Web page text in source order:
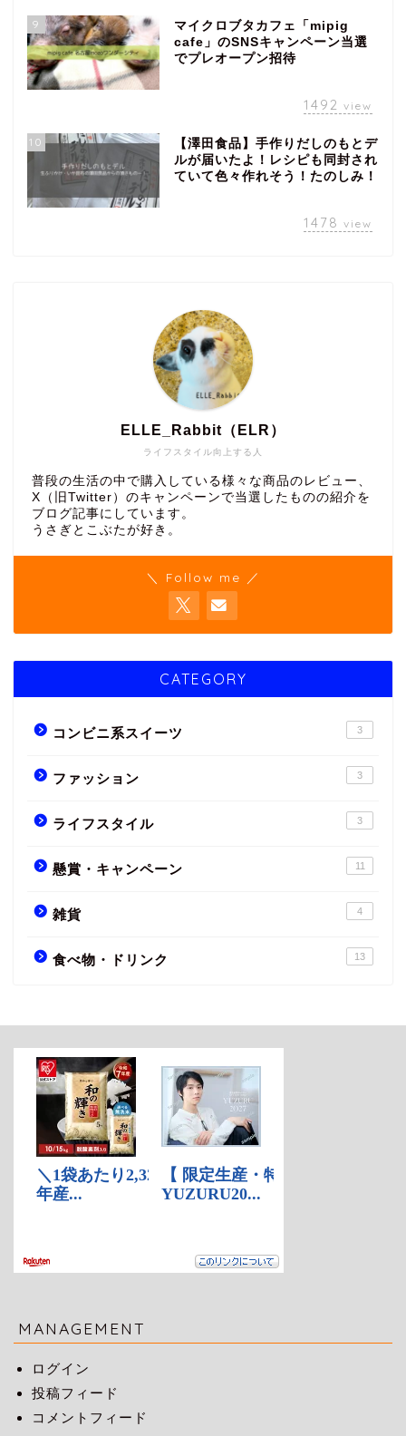
9
マイクロブタカフェ「mipig
cafe」のSNSキャンペーン当選
でプレオープン招待
1492 view
10
【澤田食品】手作りだしのもとデ
ルが届いたよ！レシピも同封され
ていて色々作れそう！たのしみ！
1478 view
ライフスタイル向上する人
ELLE_Rabbit（ELR）
普段の生活の中で購入している様々な商品のレビュー、
X（旧Twitter）のキャンペーンで当選したものの紹介を
ブログ記事にしています。
うさぎとこぶたが好き。
＼ Follow me ／
CATEGORY
コンビニ系スイーツ 3
ファッション 3
ライフスタイル 3
懸賞・キャンペーン 11
雑貨 4
食べ物・ドリンク 13
MANAGEMENT
ログイン
投稿フィード
コメントフィード